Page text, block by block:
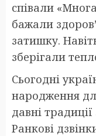
співали
бажали
затишку.
зберігали
Сьогодні
народження
давні
Ранкові